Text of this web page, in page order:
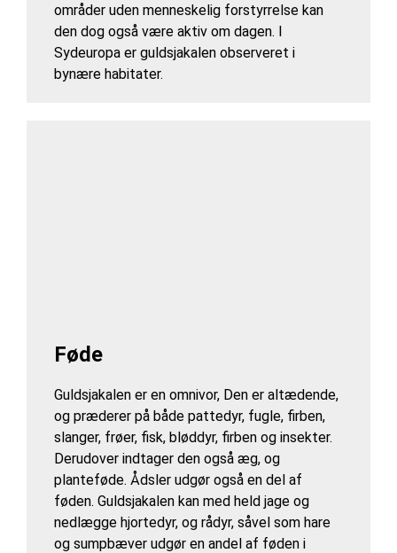
områder uden menneskelig forstyrrelse kan
den dog også være aktiv om dagen. I
Sydeuropa er guldsjakalen observeret i
bynære habitater.
Føde
Guldsjakalen er en omnivor, Den er altædende,
og præderer på både pattedyr, fugle, firben,
slanger, frøer, fisk, bløddyr, firben og insekter.
Derudover indtager den også æg, og
planteføde. Ådsler udgør også en del af
føden. Guldsjakalen kan med held jage og
nedlægge hjortedyr, og rådyr, såvel som hare
og sumpbæver udgør en andel af føden i